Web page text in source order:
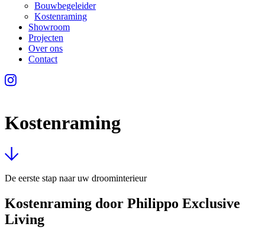
Bouwbegeleider
Kostenraming
Showroom
Projecten
Over ons
Contact
Kostenraming
De eerste stap naar uw droominterieur
Kostenraming door Philippo Exclusive
Living